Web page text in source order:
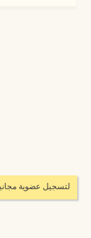
لتسجيل عضوية